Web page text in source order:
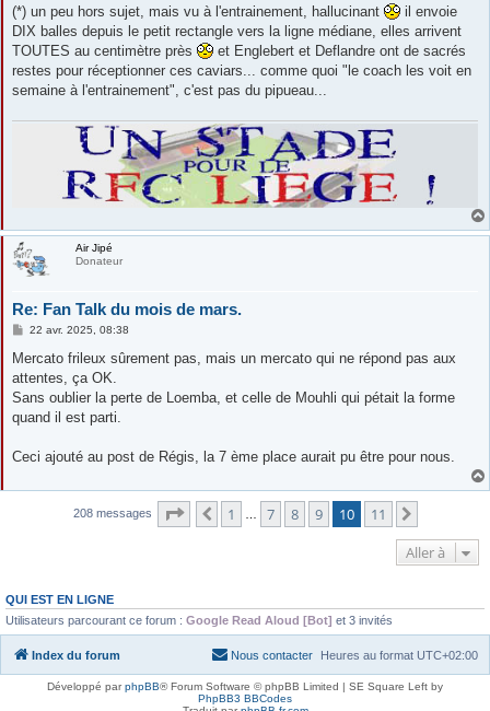
(*) un peu hors sujet, mais vu à l'entrainement, hallucinant
il envoie
DIX balles depuis le petit rectangle vers la ligne médiane, elles arrivent
TOUTES au centimètre près
et Englebert et Deflandre ont de sacrés
restes pour réceptionner ces caviars... comme quoi "le coach les voit en
semaine à l'entrainement", c'est pas du pipueau...
Air Jipé
Donateur
Re: Fan Talk du mois de mars.
M
s
a
g
22 avr. 2025, 08:38
Mercato frileux sûrement pas, mais un mercato qui ne répond pas aux
attentes, ça OK.
Sans oublier la perte de Loemba, et celle de Mouhli qui pétait la forme
quand il est parti.
Ceci ajouté au post de Régis, la 7 ème place aurait pu être pour nous.
208 messages Page 10 sur 11
Précédente
1 7 8 9 10 11
Aller à
QUI EST EN LIGNE
Utilisateurs parcourant ce forum : Google Read Aloud [Bot] et 3 invités
Index du forum Heures au format UTC+02:00
Nous contacter
Développé parphpBB® Forum Software © phpBB Limited | SE Square Left by
PhpBB3 BBCodes